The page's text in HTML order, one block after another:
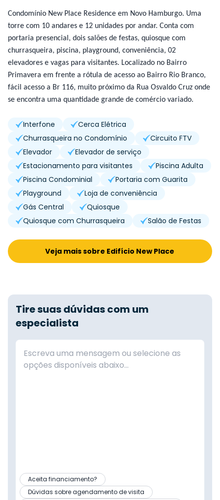
Condomínio New Place Residence em Novo Hamburgo. Uma
torre com 10 andares e 12 unidades por andar. Conta com
portaria presencial, dois salões de festas, quiosque com
churrasqueira, piscina, playground, conveniência, 02
elevadores e vagas para visitantes. Localizado no Bairro
Primavera em frente a rótula de acesso ao Bairro Rio Branco,
fácil acesso a Br 116, muito próximo da Rua Osvaldo Cruz onde
se encontra uma quantidade grande de comércio variado.
Interfone
Cerca Elétrica
Churrasqueira no Condomínio
Circuito FTV
Elevador
Elevador de serviço
Estacionamento para visitantes
Piscina Adulta
Piscina Condominial
Portaria com Guarita
Playground
Loja de conveniência
Gás Central
Quiosque
Quiosque com Churrasqueira
Salão de Festas
Veja mais sobre Edifício New Place
Tire suas dúvidas com um
especialista
Aceita financiamento?
Dúvidas sobre agendamento de visita